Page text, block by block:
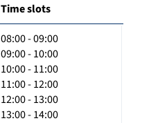
Time slots
08:00 - 09:00
09:00 - 10:00
10:00 - 11:00
11:00 - 12:00
12:00 - 13:00
13:00 - 14:00